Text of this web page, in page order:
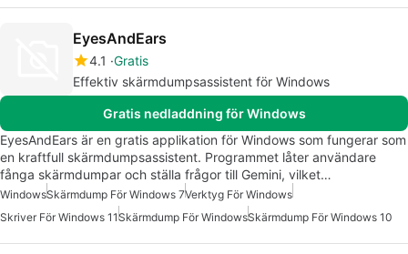
EyesAndEars
4.1 Gratis
Effektiv skärmdumpsassistent för Windows
Gratis nedladdning för Windows
EyesAndEars är en gratis applikation för Windows som fungerar som
en kraftfull skärmdumpsassistent. Programmet låter användare
fånga skärmdumpar och ställa frågor till Gemini, vilket…
WindowsSkärmdump För Windows 7Verktyg För Windows
Skriver För Windows 11 Skärmdump För WindowsSkärmdump För Windows 10